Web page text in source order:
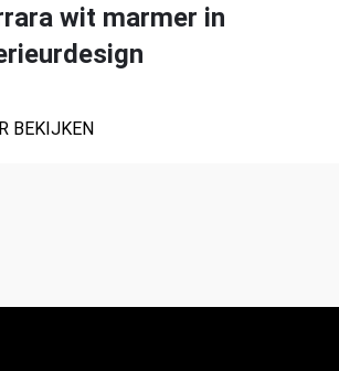
wit marmer in
BEKIJKEN